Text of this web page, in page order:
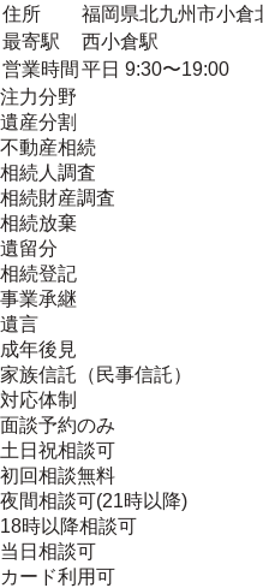
住所
福岡県北九州市小倉
最寄駅
西小倉駅
営業時間 平日 9:30〜19:00
注力分野
遺産分割
不動産相続
相続人調査
相続財産調査
相続放棄
遺留分
相続登記
事業承継
遺言
成年後見
家族信託（民事信託）
対応体制
面談予約のみ
土日祝相談可
初回相談無料
夜間相談可(21時以降)
18時以降相談可
当日相談可
カード利用可